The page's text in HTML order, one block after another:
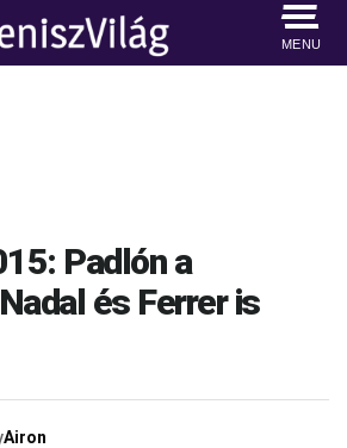
MENU
Padlón a
és Ferrer is
Airon